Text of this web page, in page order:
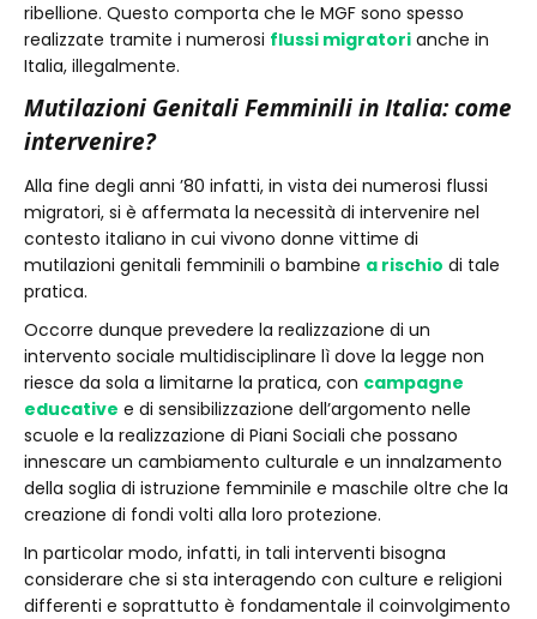
ribellione. Questo comporta che le MGF sono spesso
realizzate tramite i numerosi flussi migratori anche in
Italia, illegalmente.
Mutilazioni Genitali Femminili in Italia: come
intervenire?
Alla fine degli anni ’80 infatti, in vista dei numerosi flussi
migratori, si è affermata la necessità di intervenire nel
contesto italiano in cui vivono donne vittime di
mutilazioni genitali femminili o bambine a rischio di tale
pratica.
Occorre dunque prevedere la realizzazione di un
intervento sociale multidisciplinare lì dove la legge non
riesce da sola a limitarne la pratica, con campagne
educative e di sensibilizzazione dell’argomento nelle
scuole e la realizzazione di Piani Sociali che possano
innescare un cambiamento culturale e un innalzamento
della soglia di istruzione femminile e maschile oltre che la
creazione di fondi volti alla loro protezione.
In particolar modo, infatti, in tali interventi bisogna
considerare che si sta interagendo con culture e religioni
differenti e soprattutto è fondamentale il coinvolgimento